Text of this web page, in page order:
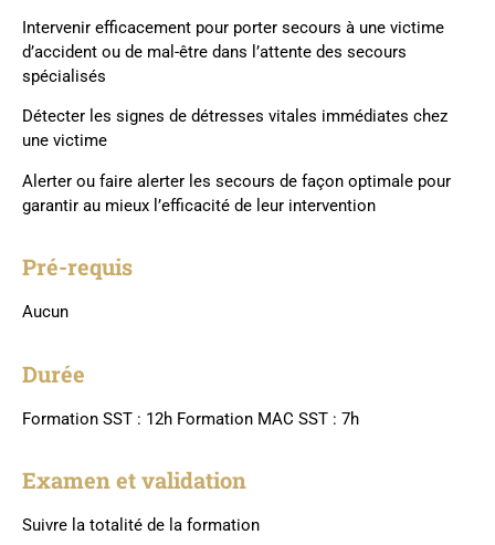
Intervenir efficacement pour porter secours à une victime
d’accident ou de mal-être dans l’attente des secours
spécialisés
Détecter les signes de détresses vitales immédiates chez
une victime
Alerter ou faire alerter les secours de façon optimale pour
garantir au mieux l’efficacité de leur intervention
Pré-requis
Aucun
Durée
Formation SST : 12h Formation MAC SST : 7h
Examen et validation
Suivre la totalité de la formation